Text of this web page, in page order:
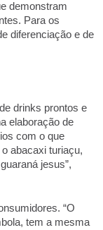
demonstram
Para os
diferenciação e de
drinks prontos e
elaboração de
com o que
abacaxi turiaçu,
jesus”,
“O
tem a mesma